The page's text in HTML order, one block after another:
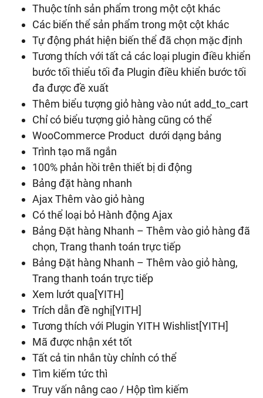
Thuộc tính sản phẩm trong một cột khác
Các biến thể sản phẩm trong một cột khác
Tự động phát hiện biến thể đã chọn mặc định
Tương thích với tất cả các loại plugin điều khiển
bước tối thiểu tối đa Plugin điều khiển bước tối
đa được đề xuất
Thêm biểu tượng giỏ hàng vào nút add_to_cart
Chỉ có biểu tượng giỏ hàng cũng có thể
WooCommerce Product dưới dạng bảng
Trình tạo mã ngắn
100% phản hồi trên thiết bị di động
Bảng đặt hàng nhanh
Ajax Thêm vào giỏ hàng
Có thể loại bỏ Hành động Ajax
Bảng Đặt hàng Nhanh – Thêm vào giỏ hàng đã
chọn, Trang thanh toán trực tiếp
Bảng Đặt hàng Nhanh – Thêm vào giỏ hàng,
Trang thanh toán trực tiếp
Xem lướt qua[YITH]
Trích dẫn đề nghị[YITH]
Tương thích với Plugin YITH Wishlist[YITH]
Mã được nhận xét tốt
Tất cả tin nhắn tùy chỉnh có thể
Tìm kiếm tức thì
Truy vấn nâng cao / Hộp tìm kiếm